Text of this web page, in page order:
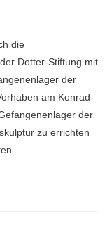
die
Dotter-Stiftung mit
der
am Konrad-
der
zu errichten
…